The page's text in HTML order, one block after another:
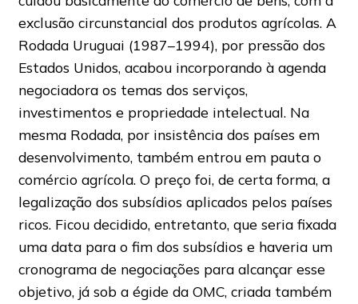
exclusão circunstancial dos produtos agrícolas. A
Rodada Uruguai (1987–1994), por pressão dos
Estados Unidos, acabou incorporando à agenda
negociadora os temas dos serviços,
investimentos e propriedade intelectual. Na
mesma Rodada, por insistência dos países em
desenvolvimento, também entrou em pauta o
comércio agrícola. O preço foi, de certa forma, a
legalização dos subsídios aplicados pelos países
ricos. Ficou decidido, entretanto, que seria fixada
uma data para o fim dos subsídios e haveria um
cronograma de negociações para alcançar esse
objetivo, já sob a égide da OMC, criada também